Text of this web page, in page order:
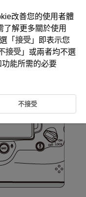
改善您的使用者體
了解更多關於使用
「 接受 」即表示您
接受 」或兩者均不選
能所需的必要
不接受